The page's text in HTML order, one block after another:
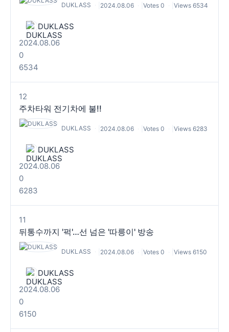
DUKLASS 2024.08.06 Votes 0 Views 6534
DUKLASS
2024.08.06
0
6534
12
주차타워 전기차에 불!!
DUKLASS 2024.08.06 Votes 0 Views 6283
DUKLASS
2024.08.06
0
6283
11
뒤통수까지 '퍽'…선 넘은 '따릉이' 방송
DUKLASS 2024.08.06 Votes 0 Views 6150
DUKLASS
2024.08.06
0
6150